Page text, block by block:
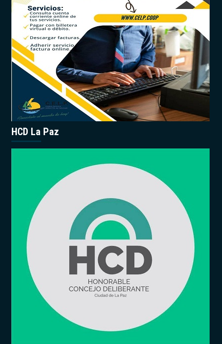
HCD La Paz